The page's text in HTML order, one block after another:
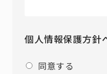
個人情報保護方針
同意する